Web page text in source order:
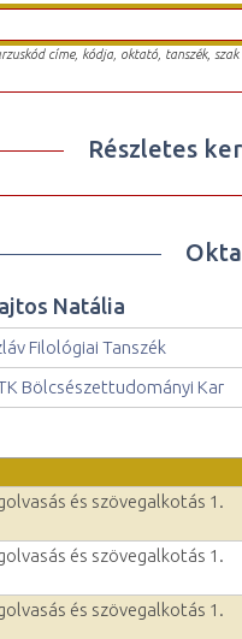
címe, kódja, oktató, tanszék,
Részletes
Natália
Filológiai Tanszék
Bölcsészettudományi Kar
és szövegalkotás 1.
és szövegalkotás 1.
és szövegalkotás 1.